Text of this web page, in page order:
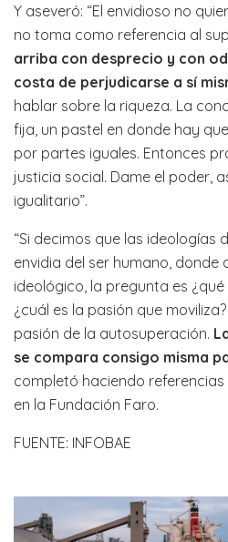
Y aseveró: “El envidioso no
no toma como referencia al
arriba con desprecio y con
costa de perjudicarse a sí
hablar sobre la riqueza. La
fija, un pastel en donde hay
por partes iguales. Entonces
justicia social. Dame el poder,
igualitario”.
“Si decimos que las ideologías
envidia del ser humano, donde
ideológico, la pregunta es ¿qué
¿cuál es la pasión que
pasión de la autosuperación.
se compara consigo misma
completó haciendo
en la Fundación Faro.
FUENTE: INFOBAE